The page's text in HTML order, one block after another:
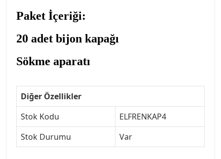
Paket İçeriği:
20 adet bijon kapağı
Sökme aparatı
Diğer Özellikler
Stok Kodu
ELFRENKAP4
Stok Durumu
Var